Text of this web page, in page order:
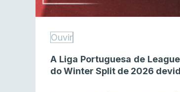
Ouvir
A Liga Portuguesa de
do Winter Split de 2026